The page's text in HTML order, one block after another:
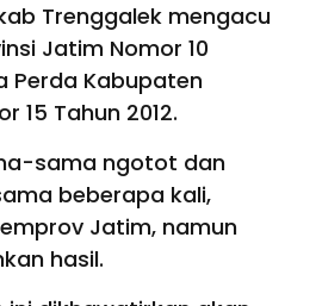
Trenggalek mengacu
Jatim Nomor 10
Perda Kabupaten
15 Tahun 2012.
sama ngotot dan
beberapa kali,
Jatim, namun
hasil.